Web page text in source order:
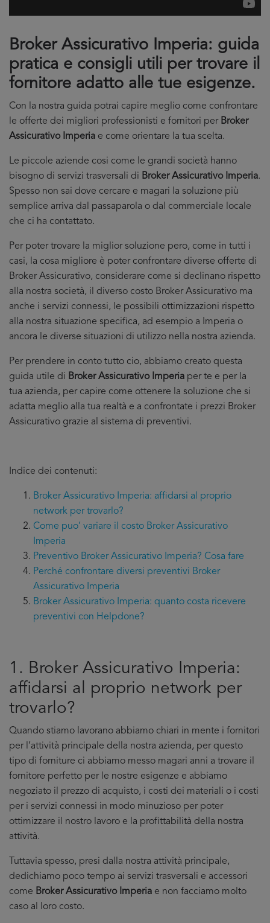
Broker Assicurativo Imperia: guida
pratica e consigli utili per trovare il
fornitore adatto alle tue esigenze.
Con la nostra guida potrai capire meglio come confrontare
le offerte dei migliori professionisti e fornitori per Broker
Assicurativo Imperia e come orientare la tua scelta.
Le piccole aziende cosi come le grandi società hanno
bisogno di servizi trasversali di Broker Assicurativo Imperia.
Spesso non sai dove cercare e magari la soluzione più
semplice arriva dal passaparola o dal commerciale locale
che ci ha contattato.
Per poter trovare la miglior soluzione pero, come in tutti i
casi, la cosa migliore è poter confrontare diverse offerte di
Broker Assicurativo, considerare come si declinano rispetto
alla nostra società, il diverso costo Broker Assicurativo ma
anche i servizi connessi, le possibili ottimizzazioni rispetto
alla nostra situazione specifica, ad esempio a Imperia o
ancora le diverse situazioni di utilizzo nella nostra azienda.
Per prendere in conto tutto cio, abbiamo creato questa
guida utile di Broker Assicurativo Imperia per te e per la
tua azienda, per capire come ottenere la soluzione che si
adatta meglio alla tua realtà e a confrontate i prezzi Broker
Assicurativo grazie al sistema di preventivi.
Indice dei contenuti:
Broker Assicurativo Imperia: affidarsi al proprio
network per trovarlo?
Come puo’ variare il costo Broker Assicurativo
Imperia
Preventivo Broker Assicurativo Imperia? Cosa fare
Perché confrontare diversi preventivi Broker
Assicurativo Imperia
Broker Assicurativo Imperia: quanto costa ricevere
preventivi con Helpdone?
1. Broker Assicurativo Imperia:
affidarsi al proprio network per
trovarlo?
Quando stiamo lavorano abbiamo chiari in mente i fornitori
per l’attività principale della nostra azienda, per questo
tipo di forniture ci abbiamo messo magari anni a trovare il
fornitore perfetto per le nostre esigenze e abbiamo
negoziato il prezzo di acquisto, i costi dei materiali o i costi
per i servizi connessi in modo minuzioso per poter
ottimizzare il nostro lavoro e la profittabilità della nostra
attività.
Tuttavia spesso, presi dalla nostra attività principale,
dedichiamo poco tempo ai servizi trasversali e accessori
come Broker Assicurativo Imperia e non facciamo molto
caso al loro costo.